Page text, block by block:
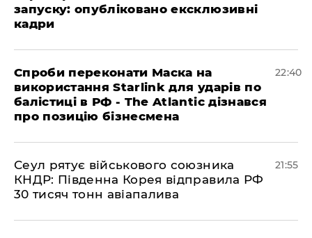
запуску: опубліковано ексклюзивні
кадри
​Спроби переконати Маска на
використання Starlink для ударів по
балістиці в РФ - The Atlantic дізнався
про позицію бізнесмена
22:40
​Сеул рятує військового союзника
КНДР: Південна Корея відправила РФ
30 тисяч тонн авіапалива
21:55